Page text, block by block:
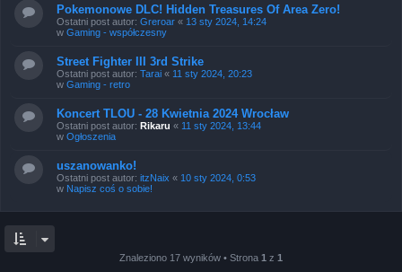
Pokemonowe DLC! Hidden Treasures Of Area Zero!
Ostatni post autor: Greroar « 13 sty 2024, 14:24
w Gaming - współczesny
Street Fighter III 3rd Strike
Ostatni post autor: Tarai « 11 sty 2024, 20:23
w Gaming - retro
Koncert TLOU - 28 Kwietnia 2024 Wrocław
Ostatni post autor: Rikaru « 11 sty 2024, 13:44
w Ogłoszenia
uszanowanko!
Ostatni post autor: itzNaix « 10 sty 2024, 0:53
w Napisz coś o sobie!
Znaleziono 17 wyników • Strona 1 z 1